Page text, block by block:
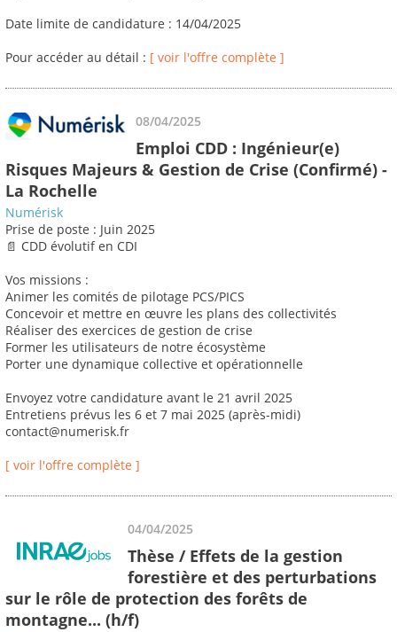
Date limite de candidature : 14/04/2025
Pour accéder au détail : [ voir l'offre complète ]
08/04/2025
Emploi CDD : Ingénieur(e)
Risques Majeurs & Gestion de Crise (Confirmé) -
La Rochelle
Numérisk
Prise de poste : Juin 2025
📄 CDD évolutif en CDI
Vos missions :
Animer les comités de pilotage PCS/PICS
Concevoir et mettre en œuvre les plans des collectivités
Réaliser des exercices de gestion de crise
Former les utilisateurs de notre écosystème
Porter une dynamique collective et opérationnelle
Envoyez votre candidature avant le 21 avril 2025
Entretiens prévus les 6 et 7 mai 2025 (après-midi)
contact@numerisk.fr
[ voir l'offre complète ]
04/04/2025
Thèse / Effets de la gestion
forestière et des perturbations
sur le rôle de protection des forêts de
montagne... (h/f)